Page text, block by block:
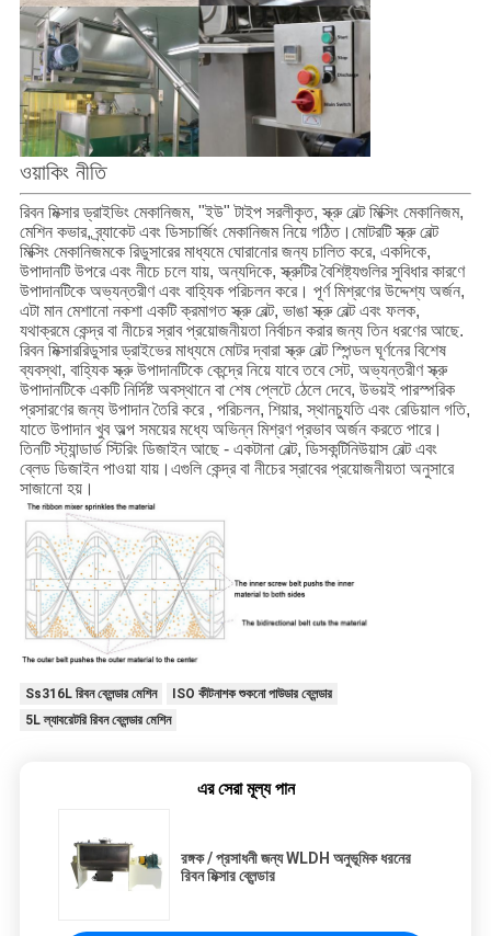
ওয়াকিং নীতি
রিবন মিক্সার ড্রাইভিং মেকানিজম, "ইউ" টাইপ সরলীকৃত, স্ক্রু বেল্ট মিক্সিং মেকানিজম,
মেশিন কভার, ব্র্যাকেট এবং ডিসচার্জিং মেকানিজম নিয়ে গঠিত।মোটরটি স্ক্রু বেল্ট
মিক্সিং মেকানিজমকে রিডুসারের মাধ্যমে ঘোরানোর জন্য চালিত করে, একদিকে,
উপাদানটি উপরে এবং নীচে চলে যায়, অন্যদিকে, স্ক্রুটির বৈশিষ্ট্যগুলির সুবিধার কারণে
উপাদানটিকে অভ্যন্তরীণ এবং বাহ্যিক পরিচলন করে। পূর্ণ মিশ্রণের উদ্দেশ্য অর্জন,
এটা মান মেশানো নকশা একটি ক্রমাগত স্ক্রু বেল্ট, ভাঙা স্ক্রু বেল্ট এবং ফলক,
যথাক্রমে কেন্দ্র বা নীচের স্রাব প্রয়োজনীয়তা নির্বাচন করার জন্য তিন ধরণের আছে.
রিবন মিক্সাররিডুসার ড্রাইভের মাধ্যমে মোটর দ্বারা স্ক্রু বেল্ট স্পিন্ডল ঘূর্ণনের বিশেষ
ব্যবস্থা, বাহ্যিক স্ক্রু উপাদানটিকে কেন্দ্রে নিয়ে যাবে তবে সেট, অভ্যন্তরীণ স্ক্রু
উপাদানটিকে একটি নির্দিষ্ট অবস্থানে বা শেষ প্লেটে ঠেলে দেবে, উভয়ই পারস্পরিক
প্রসারণের জন্য উপাদান তৈরি করে , পরিচলন, শিয়ার, স্থানচ্যুতি এবং রেডিয়াল গতি,
যাতে উপাদান খুব অল্প সময়ের মধ্যে অভিন্ন মিশ্রণ প্রভাব অর্জন করতে পারে।
তিনটি স্ট্যান্ডার্ড স্টিরিং ডিজাইন আছে - একটানা বেল্ট, ডিসকন্টিনিউয়াস বেল্ট এবং
ব্লেড ডিজাইন পাওয়া যায়।এগুলি কেন্দ্র বা নীচের স্রাবের প্রয়োজনীয়তা অনুসারে
সাজানো হয়।
Ss316L রিবন ব্লেন্ডার মেশিন
ISO কীটনাশক শুকনো পাউডার ব্লেন্ডার
5L ল্যাবরেটরি রিবন ব্লেন্ডার মেশিন
এর সেরা মূল্য পান
রঙ্গক / প্রসাধনী জন্য WLDH অনুভূমিক ধরনের
রিবন মিক্সার ব্লেন্ডার